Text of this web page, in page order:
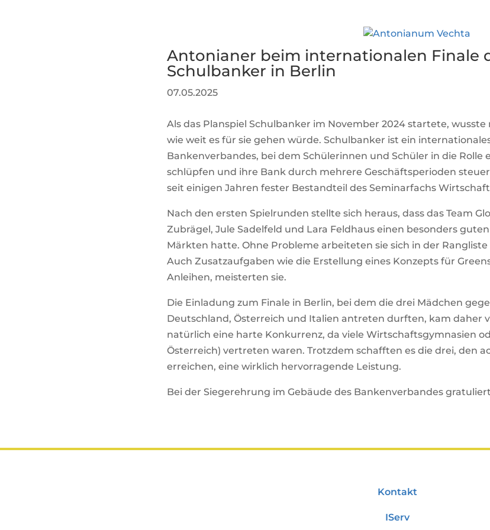
Antonianer beim internationalen Finale
Schulbanker in Berlin
07.05.2025
Als das Planspiel Schulbanker im November 2024 startete, wusste
wie weit es für sie gehen würde. Schulbanker ist ein
Bankenverbandes, bei dem Schülerinnen und Schüler in die Rolle
schlüpfen und ihre Bank durch mehrere Geschäftsperioden
seit einigen Jahren fester Bestandteil des Seminarfachs
Nach den ersten Spielrunden stellte sich heraus, dass das Team
Zubrägel, Jule Sadelfeld und Lara Feldhaus einen besonders
Märkten hatte. Ohne Probleme arbeiteten sie sich in der
Auch Zusatzaufgaben wie die Erstellung eines Konzepts für
Anleihen, meisterten sie.
Die Einladung zum Finale in Berlin, bei dem die drei Mädchen
Deutschland, Österreich und Italien antreten durften, kam daher
natürlich eine harte Konkurrenz, da viele Wirtschaftsgymnasien
Österreich) vertreten waren. Trotzdem schafften es die drei, den
erreichen, eine wirklich hervorragende Leistung.
Bei der Siegerehrung im Gebäude des Bankenverbandes
Kontakt
IServ